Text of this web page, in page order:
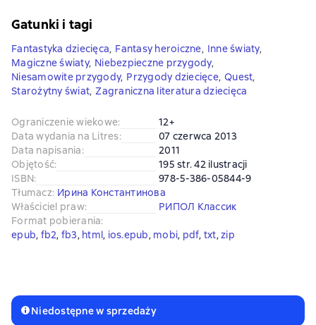
Gatunki i tagi
Fantastyka dziecięca, Fantasy heroiczne, Inne światy,
Magiczne światy, Niebezpieczne przygody,
Niesamowite przygody, Przygody dziecięce, Quest,
Starożytny świat, Zagraniczna literatura dziecięca
Ograniczenie wiekowe:
12+
Data wydania na Litres:
07 czerwca 2013
Data napisania:
2011
Objętość:
195 str. 42 ilustracji
ISBN:
978-5-386-05844-9
Tłumacz: Ирина Константинова
Właściciel praw:
РИПОЛ Классик
Format pobierania:
epub, fb2, fb3, html, ios.epub, mobi, pdf, txt, zip
Niedostępne w sprzedaży